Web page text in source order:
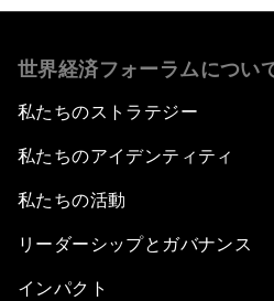
世界経済フォーラムについ
私たちのストラテジー
私たちのアイデンティティ
私たちの活動
リーダーシップとガバナンス
インパクト